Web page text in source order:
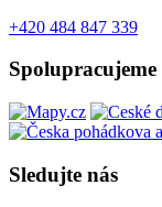
+420 484 847 339
Spolupracujeme
Sledujte nás